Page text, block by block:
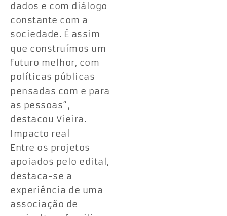
dados e com diálogo
constante com a
sociedade. É assim
que construímos um
futuro melhor, com
políticas públicas
pensadas com e para
as pessoas”,
destacou Vieira.
Impacto real
Entre os projetos
apoiados pelo edital,
destaca-se a
experiência de uma
associação de